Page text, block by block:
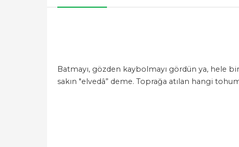
Batmayı, gözden kaybolmayı gördün ya, hele
sakın "elvedâ” deme. Toprağa atılan hangi